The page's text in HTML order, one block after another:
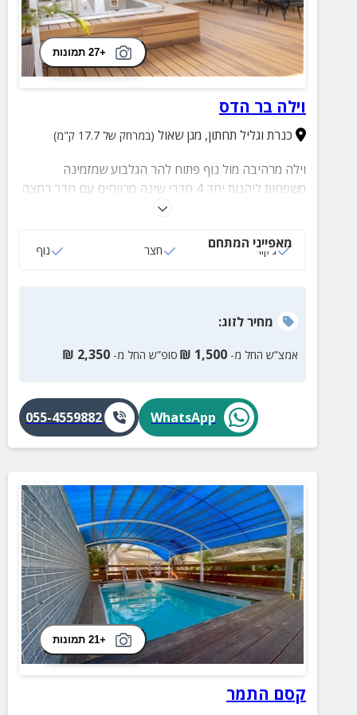
+27 תמונות
וילה בר הדס
כנרת וגליל תחתון, מגן שאול (במרחק של 17.7 ק"מ)
וילה מרהיבה מול נוף פתוח להר הגלבוע שמזמינה
משפחות ליהנות יחד 4 חדרי שינה מרווחים עם חדר רחצה
פרטי לכל אחד, חדר ילדים נעים ופינת אוכל גדולה
מפנק, מנגל ופינות ישיבה יוצרת את השילוב המושלם בין
מאפייני המתחם
ג‘קוזי חצר נוף
מחירלזוג:
אמצ”ש החל מ- 1,500
₪ סופ”ש החל מ- 2,350
₪
WhatsApp
055-4559882
+21 תמונות
קסם התמר